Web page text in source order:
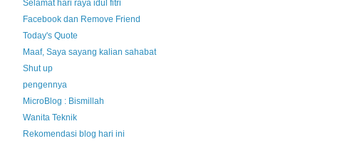
Selamat hari raya idul fitri
Facebook dan Remove Friend
Today's Quote
Maaf, Saya sayang kalian sahabat
Shut up
pengennya
MicroBlog : Bismillah
Wanita Teknik
Rekomendasi blog hari ini